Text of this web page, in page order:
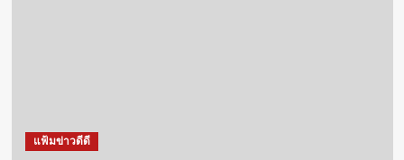
แฟ้มข่าวดีดี